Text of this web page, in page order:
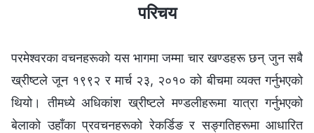
परिचय
परमेश्‍वरका वचनहरूको यस भागमा जम्मा चार खण्डहरू छन् जुन सबै
ख्रीष्टले जून १९९२ र मार्च २३, २०१० को बीचमा व्यक्त गर्नुभएको
थियो। तीमध्ये अधिकांश ख्रीष्टले मण्डलीहरूमा यात्रा गर्नुभएको
बेलाको उहाँका प्रवचनहरूको रेकर्डिङ र सङ्गतिहरूमा आधारित